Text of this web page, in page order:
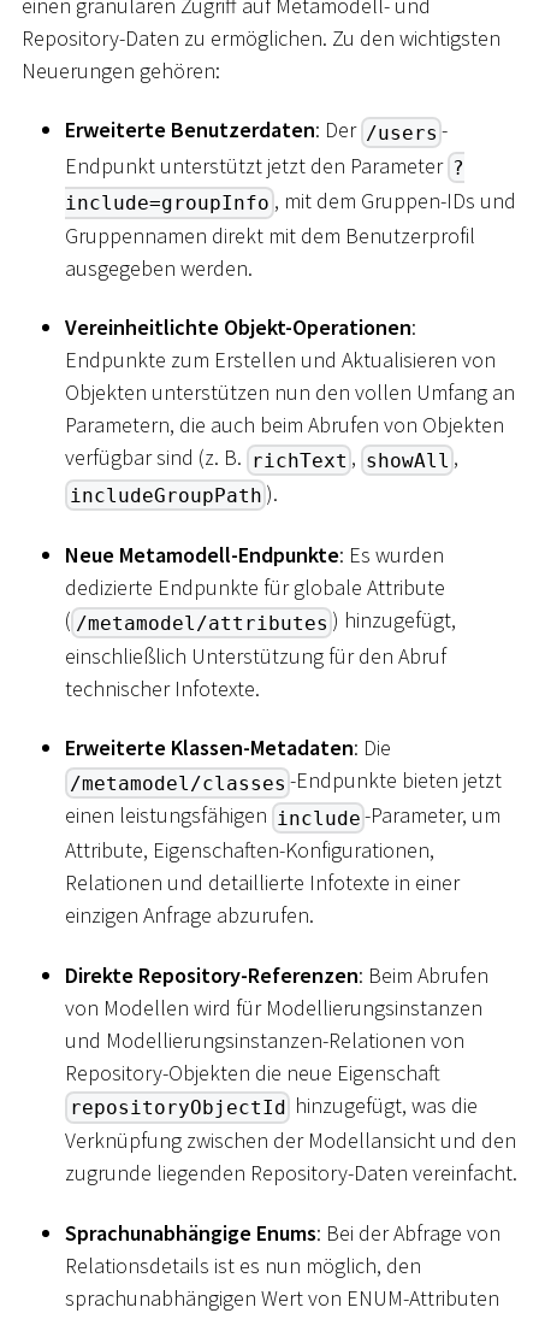
Repository-Daten zu ermöglichen. Zu den wichtigsten
Neuerungen gehören:
Erweiterte Benutzerdaten: Der /users -
Endpunkt unterstützt jetzt den Parameter ?
include=groupInfo , mit dem Gruppen-IDs und
Gruppennamen direkt mit dem Benutzerprofil
ausgegeben werden.
Vereinheitlichte Objekt-Operationen:
Endpunkte zum Erstellen und Aktualisieren von
Objekten unterstützen nun den vollen Umfang an
Parametern, die auch beim Abrufen von Objekten
verfügbar sind (z. B. richText , showAll ,
includeGroupPath ).
Neue Metamodell-Endpunkte: Es wurden
dedizierte Endpunkte für globale Attribute
( /metamodel/attributes ) hinzugefügt,
einschließlich Unterstützung für den Abruf
technischer Infotexte.
Erweiterte Klassen-Metadaten: Die
/metamodel/classes -Endpunkte bieten jetzt
einen leistungsfähigen include -Parameter, um
Attribute, Eigenschaften-Konfigurationen,
Relationen und detaillierte Infotexte in einer
einzigen Anfrage abzurufen.
Direkte Repository-Referenzen: Beim Abrufen
von Modellen wird für Modellierungsinstanzen
und Modellierungsinstanzen-Relationen von
Repository-Objekten die neue Eigenschaft
repositoryObjectId hinzugefügt, was die
Verknüpfung zwischen der Modellansicht und den
zugrunde liegenden Repository-Daten vereinfacht.
Sprachunabhängige Enums: Bei der Abfrage von
Relationsdetails ist es nun möglich, den
sprachunabhängigen Wert von ENUM-Attributen